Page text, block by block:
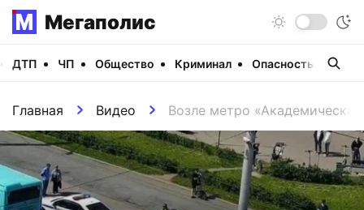
Мегаполис
ДТП ЧП Общество Криминал Опасность
Главная Видео Возле метро